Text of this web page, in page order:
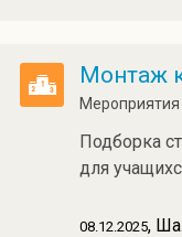
Монтаж
Мероприятия
Подборка
для
08.12.2025,